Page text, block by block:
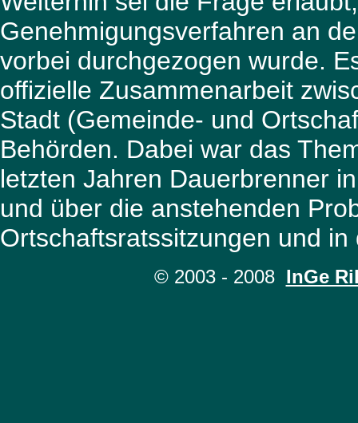
Genehmigungsverfahren an
vorbei durchgezogen wurde.
offizielle Zusammenarbeit
Stadt (Gemeinde- und
Behörden. Dabei war das
letzten Jahren Dauerbrenner
und über die anstehenden
Ortschaftsratssitzungen und
© 2003 - 2008 InGe